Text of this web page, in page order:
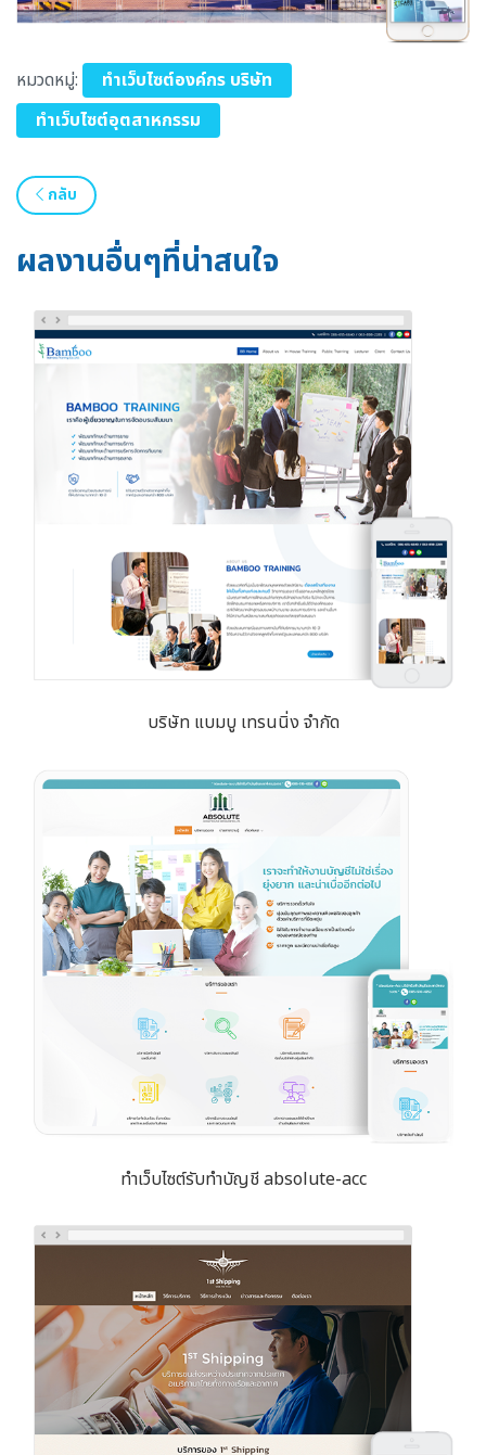
หมวดหมู่:
ทำเว็บไซต์องค์กร บริษัท
ทำเว็บไซต์อุตสาหกรรม
กลับ
ผลงานอื่นๆที่น่าสนใจ
บริษัท แบมบู เทรนนิ่ง จำกัด
ทำเว็บไซต์รับทำบัญชี absolute-acc